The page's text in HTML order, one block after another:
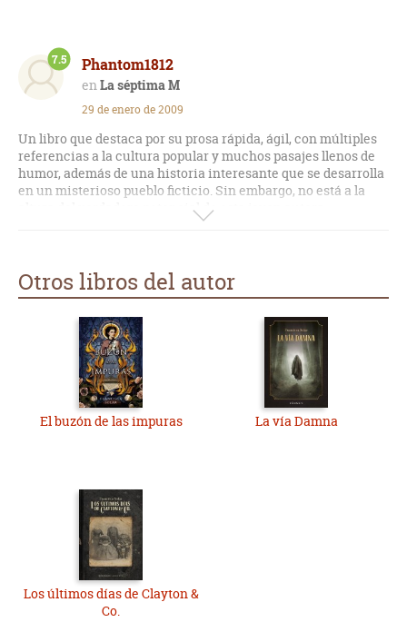
Phantom1812
La séptima M
7.5
29 de enero de 2009
Un libro que destaca por su prosa rápida, ágil, con múltiples
referencias a la cultura popular y muchos pasajes llenos de
humor, además de una historia interesante que se desarrolla
en un misterioso pueblo ficticio. Sin embargo, no está a la
altura del verdadero potencial de esta joven autora.
Ciertamente es un buen inicio en la "literatura real", pero al
Otros libros del autor
El buzón de las impuras La vía Damna
Los últimos días de Clayton &
Co.